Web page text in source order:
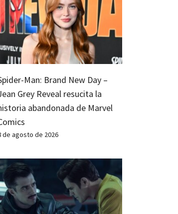
Man: Brand New Day –
Grey Reveal resucita la
abandonada de Marvel
de agosto de 2026